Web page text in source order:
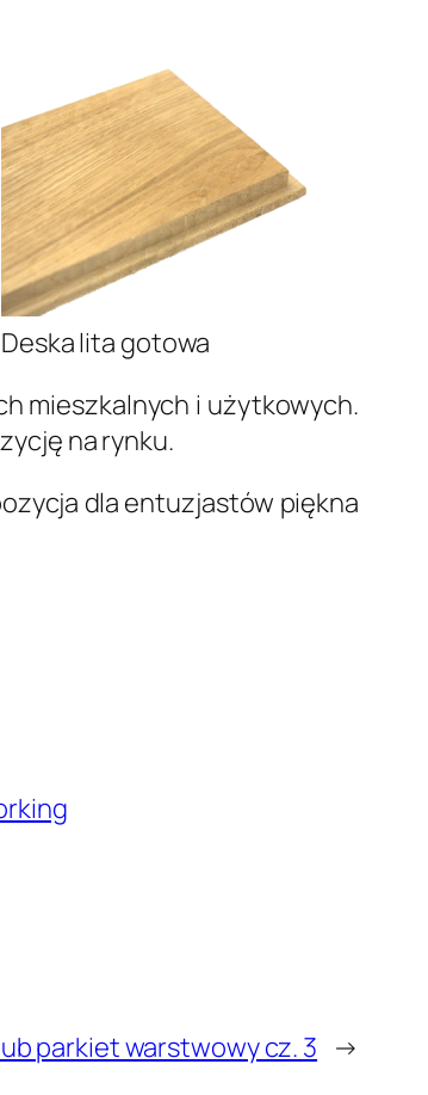
Deska lita gotowa
mieszkalnych i użytkowych.
na rynku.
dla entuzjastów piękna
parkiet warstwowy cz. 3 →